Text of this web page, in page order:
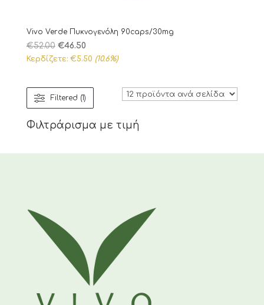
Vivo Verde Πυκνογενόλη 90caps/30mg
€52.00 Original
price
€52.00.
€46.50Η
τρέχουσα
είναι:
€46.50.
Κερδίζετε: €5.50 (10.6%)
Filtered (1)
Φιλτράρισμα με τιμή